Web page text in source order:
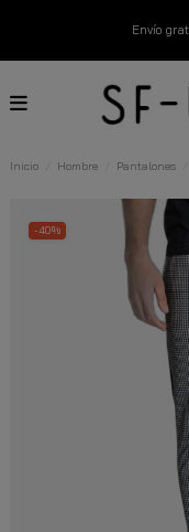
Envío
Nuevos
Descubre
Inicio Hombre Pantalones
-40%